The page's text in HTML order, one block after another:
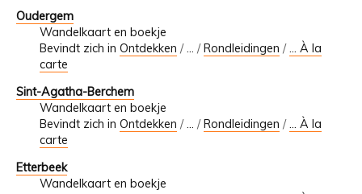
Oudergem
Wandelkaart en boekje
Bevindt zich in Ontdekken / /Rondleidingen /
... À la
carte
Sint-Agatha-Berchem
Wandelkaart en boekje
Bevindt zich in Ontdekken /… /Rondleidingen /... À la
carte
Etterbeek
Wandelkaart en boekje